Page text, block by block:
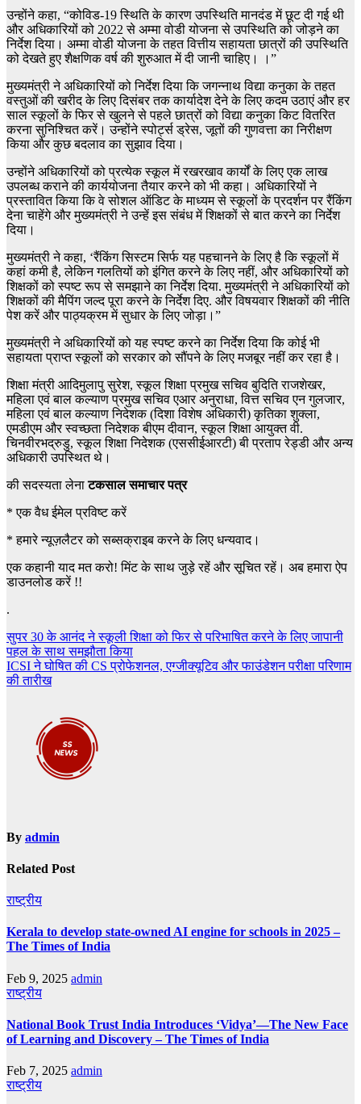
उन्होंने कहा, “कोविड-19 स्थिति के कारण उपस्थिति मानदंड में छूट दी गई थी
और अधिकारियों को 2022 से अम्मा वोडी योजना से उपस्थिति को जोड़ने का
निर्देश दिया। अम्मा वोडी योजना के तहत वित्तीय सहायता छात्रों की उपस्थिति
को देखते हुए शैक्षणिक वर्ष की शुरुआत में दी जानी चाहिए। ।”
मुख्यमंत्री ने अधिकारियों को निर्देश दिया कि जगन्नाथ विद्या कनुका के तहत
वस्तुओं की खरीद के लिए दिसंबर तक कार्यादेश देने के लिए कदम उठाएं और हर
साल स्कूलों के फिर से खुलने से पहले छात्रों को विद्या कनुका किट वितरित
करना सुनिश्चित करें। उन्होंने स्पोर्ट्स ड्रेस, जूतों की गुणवत्ता का निरीक्षण
किया और कुछ बदलाव का सुझाव दिया।
उन्होंने अधिकारियों को प्रत्येक स्कूल में रखरखाव कार्यों के लिए एक लाख
उपलब्ध कराने की कार्ययोजना तैयार करने को भी कहा। अधिकारियों ने
प्रस्तावित किया कि वे सोशल ऑडिट के माध्यम से स्कूलों के प्रदर्शन पर रैंकिंग
देना चाहेंगे और मुख्यमंत्री ने उन्हें इस संबंध में शिक्षकों से बात करने का निर्देश
दिया।
मुख्यमंत्री ने कहा, ‘रैंकिंग सिस्टम सिर्फ यह पहचानने के लिए है कि स्कूलों में
कहां कमी है, लेकिन गलतियों को इंगित करने के लिए नहीं, और अधिकारियों को
शिक्षकों को स्पष्ट रूप से समझाने का निर्देश दिया. मुख्यमंत्री ने अधिकारियों को
शिक्षकों की मैपिंग जल्द पूरा करने के निर्देश दिए. और विषयवार शिक्षकों की नीति
पेश करें और पाठ्यक्रम में सुधार के लिए जोड़ा।”
मुख्यमंत्री ने अधिकारियों को यह स्पष्ट करने का निर्देश दिया कि कोई भी
सहायता प्राप्त स्कूलों को सरकार को सौंपने के लिए मजबूर नहीं कर रहा है।
शिक्षा मंत्री आदिमुलापु सुरेश, स्कूल शिक्षा प्रमुख सचिव बुदिति राजशेखर,
महिला एवं बाल कल्याण प्रमुख सचिव एआर अनुराधा, वित्त सचिव एन गुलजार,
महिला एवं बाल कल्याण निदेशक (दिशा विशेष अधिकारी) कृतिका शुक्ला,
एमडीएम और स्वच्छता निदेशक बीएम दीवान, स्कूल शिक्षा आयुक्त वी.
चिनवीरभद्रुडु, स्कूल शिक्षा निदेशक (एससीईआरटी) बी प्रताप रेड्डी और अन्य
अधिकारी उपस्थित थे।
की सदस्यता लेनाटकसाल समाचार पत्र
* एक वैध ईमेल प्रविष्ट करें
* हमारे न्यूज़लैटर को सब्सक्राइब करने के लिए धन्यवाद।
एक कहानी याद मत करो! मिंट के साथ जुड़े रहें और सूचित रहें। अब हमारा ऐप
डाउनलोड करें !!
.
Post
navigation
सुपर 30 के आनंद ने स्कूली शिक्षा को फिर से परिभाषित करने के लिए जापानी
पहल के साथ समझौता किया
ICSI ने घोषित की CS प्रोफेशनल, एग्जीक्यूटिव और फाउंडेशन परीक्षा परिणाम
की तारीख
By admin
Related Post
राष्ट्रीय
Kerala to develop state-owned AI engine for schools in 2025 –
The Times of India
Feb 9, 2025 admin
राष्ट्रीय
National Book Trust India Introduces ‘Vidya’—The New Face
of Learning and Discovery – The Times of India
Feb 7, 2025 admin
राष्ट्रीय